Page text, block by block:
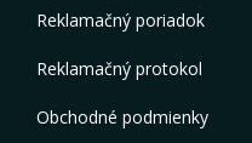
Reklamačný poriadok
Reklamačný protokol
Obchodné podmienky